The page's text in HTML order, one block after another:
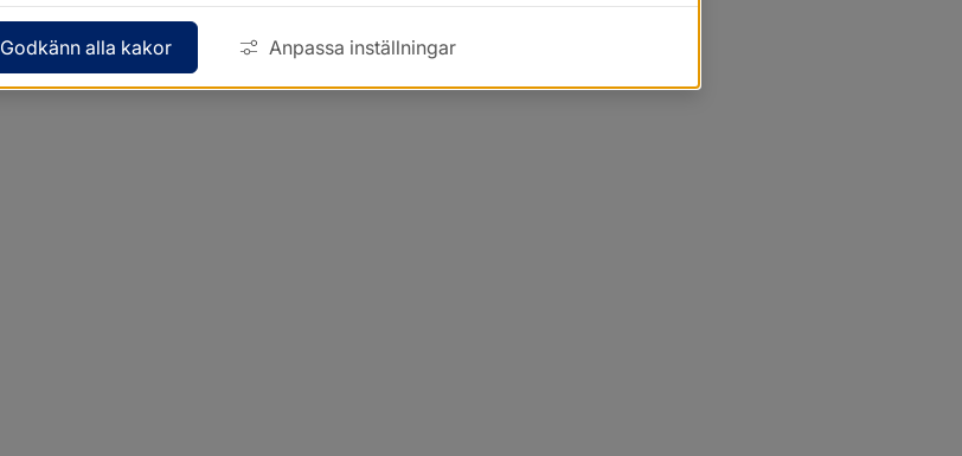
Godkänn alla kakor Anpassa inställningar